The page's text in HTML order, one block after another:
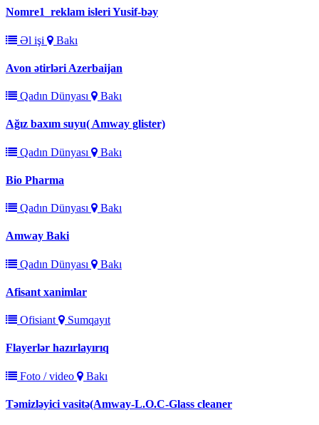
Nomre1_reklam isleri Yusif-bəy
Əl işi Bakı
Avon ətirləri Azerbaijan
Qadın Dünyası Bakı
Ağız baxım suyu( Amway glister)
Qadın Dünyası Bakı
Bio Pharma
Qadın Dünyası Bakı
Amway Baki
Qadın Dünyası Bakı
Afisant xanimlar
Ofisiant Sumqayıt
Flayerlər hazırlayırıq
Foto / video Bakı
Təmizləyici vasitə(Amway-L.O.C-Glass cleaner